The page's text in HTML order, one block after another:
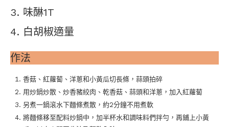
味醂1T
白胡椒適量
作法
香菇、紅蘿蔔、洋蔥和小黃瓜切長條，蒜頭拍碎
用炒鍋炒散、炒香豬絞肉、乾香菇、蒜頭和洋蔥，加入紅蘿蔔
另煮一鍋滾水下麵條煮散，約2分鐘不用煮軟
將麵條移至配料炒鍋中，加半杯水和調味料們拌勻，再鋪上小黃